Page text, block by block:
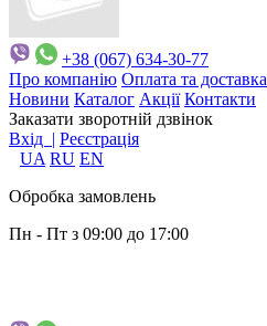
+38 (067) 634-30-77
Про компанію Оплата та доставка
Новини Каталог Акції Контакти
Заказати зворотній дзвінок
Вхід | Реєстрація
UA RU EN
Обробка замовлень
Пн - Пт з 09:00 до 17:00